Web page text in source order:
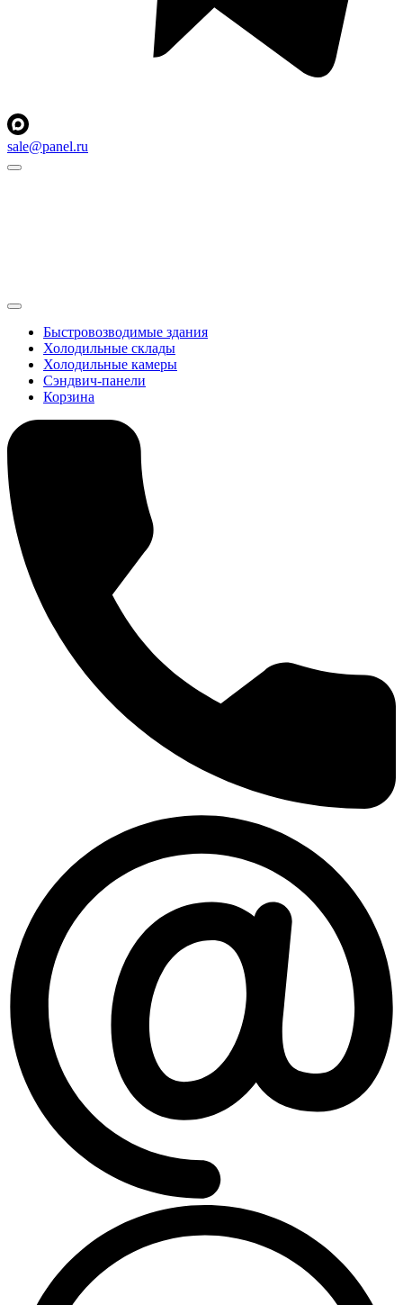
sale@panel.ru
Быстровозводимые здания
Холодильные склады
Холодильные камеры
Сэндвич-панели
Корзина